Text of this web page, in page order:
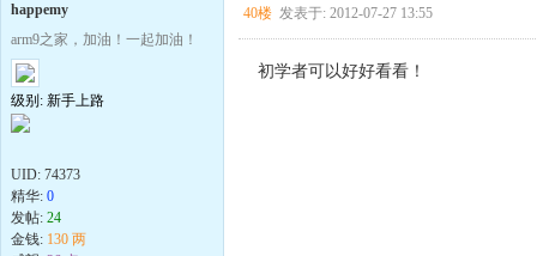
happemy
arm9之家，加油！一起加油！
级别: 新手上路
UID: 74373
精华: 0
发帖: 24
金钱: 130 两
40楼 发表于: 2012-07-27 13:55
初学者可以好好看看！